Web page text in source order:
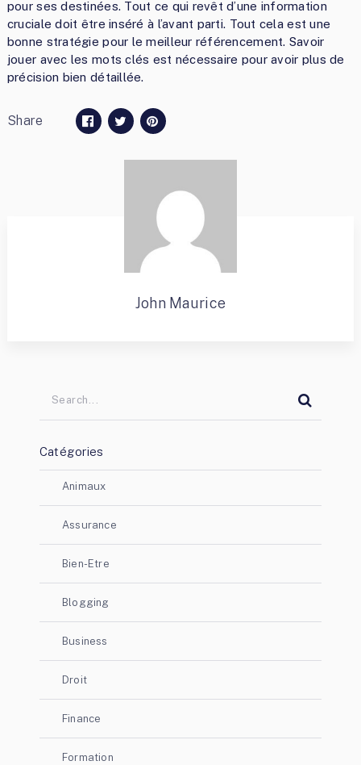
pour ses destinées. Tout ce qui revêt d’une information
cruciale doit être inséré à l’avant parti. Tout cela est une
bonne stratégie pour le meilleur référencement. Savoir
jouer avec les mots clés est nécessaire pour avoir plus de
précision bien détaillée.
Share
John Maurice
Catégories
Animaux
Assurance
Bien-Etre
Blogging
Business
Droit
Finance
Formation